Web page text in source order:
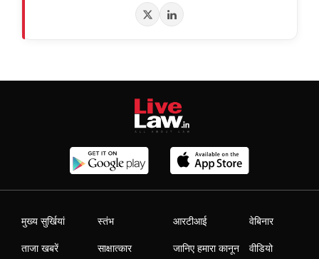
मुख्य सुर्खियां
ताजा खबरें
स्तंभ
साक्षात्कार
आरटीआई
जानिए हमारा कानून
वेबिनार
वीडियो